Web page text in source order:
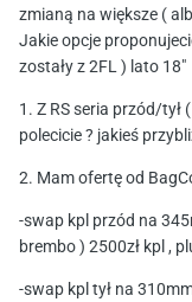
zmianą na większe (
Jakie opcje
zostały z 2FL ) lato 18"
1. Z RS seria przód/tył
polecicie ? jakieś
2. Mam ofertę od
-swap kpl przód na
brembo ) 2500zł kpl ,
-swap kpl tył na